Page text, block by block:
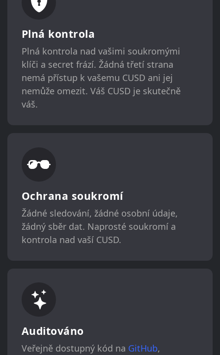
Plná kontrola
Plná kontrola nad vašimi soukromými
klíči a secret frází. Žádná třetí strana
nemá přístup k vašemu CUSD ani jej
nemůže omezit. Váš CUSD je skutečně
váš.
Ochrana soukromí
Žádné sledování, žádné osobní údaje,
žádný sběr dat. Naprosté soukromí a
kontrola nad vaší CUSD.
Auditováno
Veřejně dostupný kód na GitHub,